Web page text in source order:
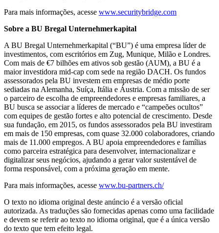
Para mais informações, acesse www.securitybridge.com
Sobre a BU Bregal Unternehmerkapital
A BU Bregal Unternehmerkapital (“BU”) é uma empresa líder de
investimentos, com escritórios em Zug, Munique, Milão e Londres.
Com mais de €7 bilhões em ativos sob gestão (AUM), a BU é a
maior investidora mid-cap com sede na região DACH. Os fundos
assessorados pela BU investem em empresas de médio porte
sediadas na Alemanha, Suíça, Itália e Áustria. Com a missão de ser
o parceiro de escolha de empreendedores e empresas familiares, a
BU busca se associar a líderes de mercado e “campeões ocultos”
com equipes de gestão fortes e alto potencial de crescimento. Desde
sua fundação, em 2015, os fundos assessorados pela BU investiram
em mais de 150 empresas, com quase 32.000 colaboradores, criando
mais de 11.000 empregos. A BU apoia empreendedores e famílias
como parceira estratégica para desenvolver, internacionalizar e
digitalizar seus negócios, ajudando a gerar valor sustentável de
forma responsável, com a próxima geração em mente.
Para mais informações, acesse www.bu-partners.ch/
O texto no idioma original deste anúncio é a versão oficial
autorizada. As traduções são fornecidas apenas como uma facilidade
e devem se referir ao texto no idioma original, que é a única versão
do texto que tem efeito legal.